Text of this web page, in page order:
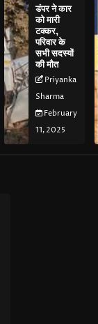
डंपर ने कार
को मारी
टक्कर,
परिवार के
सभी सदस्यों
की मौत
Priyanka
Sharma
February
11, 2025